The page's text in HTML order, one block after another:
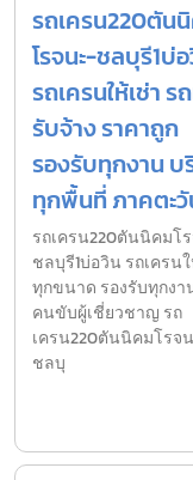
รถเครน220ตัน
โรจนะ-ชลบุรี1บ่
รถเครนให้เช่า ร
รับจ้าง ราคาถูก
รองรับทุกงาน บ
ทุกพื้นที่ ภาคตะ
รถเครน220ตันนิคมโ
ชลบุรี1บ่อวิน รถเครน
ทุกขนาด รองรับทุกงา
คนขับผู้เชี่ยวชาญ รถ
เครน220ตันนิคมโรจ
ชลบุ